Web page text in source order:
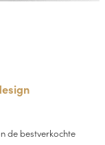
de bestverkochte